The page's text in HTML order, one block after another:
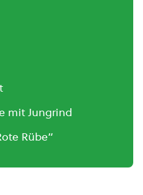
mit Jungrind
Rübe“